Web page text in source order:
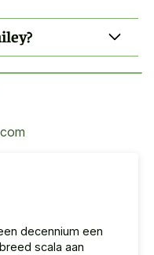
decennium een
scala aan